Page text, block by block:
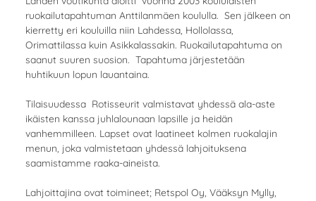
ruokailutapahtuman Anttilanmäen koululla. Sen jälkeen on
kierretty eri kouluilla niin Lahdessa, Hollolassa,
Orimattilassa kuin Asikkalassakin. Ruokailutapahtuma on
saanut suuren suosion. Tapahtuma järjestetään
huhtikuun lopun lauantaina.
Tilaisuudessa Rotisseurit valmistavat yhdessä ala-aste
ikäisten kanssa juhlalounaan lapsille ja heidän
vanhemmilleen. Lapset ovat laatineet kolmen ruokalajin
menun, joka valmistetaan yhdessä lahjoituksena
saamistamme raaka-aineista.
Lahjoittajina ovat toimineet; Retspol Oy, Vääksyn Mylly,